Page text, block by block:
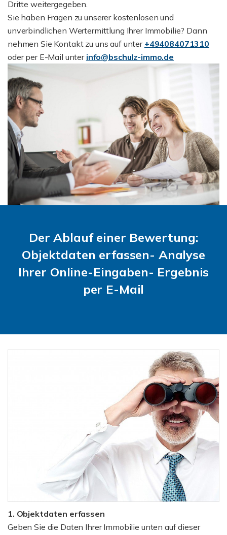
Dritte weitergegeben.
Sie haben Fragen zu unserer kostenlosen und
unverbindlichen Wertermittlung Ihrer Immobilie? Dann
nehmen Sie Kontakt zu uns auf unter +494084071310
oder per E-Mail unter info@bschulz-immo.de
Der Ablauf einer Bewertung:
Objektdaten erfassen- Analyse
Ihrer Online-Eingaben- Ergebnis
per E-Mail
1. Objektdaten erfassen
Geben Sie die Daten Ihrer Immobilie unten auf dieser